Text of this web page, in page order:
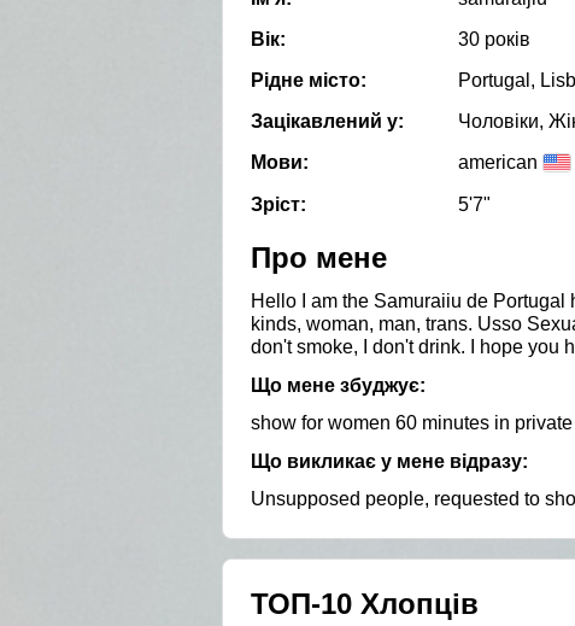
Вік:
30 років
Рідне місто:
Portugal,
Зацікавлений у:
Чоловіки,
Мови:
american
Зріст: 5'7"
Про мене
Hello I am the Samuraiiu de Portugal
kinds, woman, man, trans. Usso
don't smoke, I don't drink. I hope you
Що мене збуджує:
show for women 60 minutes in private
Що викликає у мене відразу:
Unsupposed people, requested to
ТОП-10 Хлопців